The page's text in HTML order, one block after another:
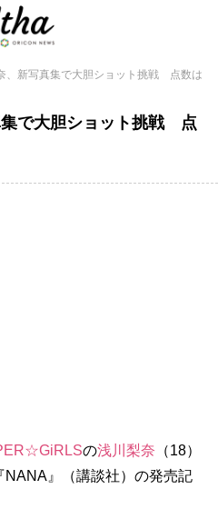
、新写真集で大胆ショット挑戦 点数は
で大胆ショット挑戦 点
の浅川梨奈 （18）
』（講談社）の発売記